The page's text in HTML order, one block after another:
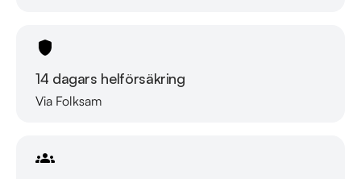
månaders garanti och komplettera med extra
enkelt hos oss.
idag för att reservera din bil: 019-760 88 77. Vi erbjuder även
14 dagars helförsäkring
Via Folksam